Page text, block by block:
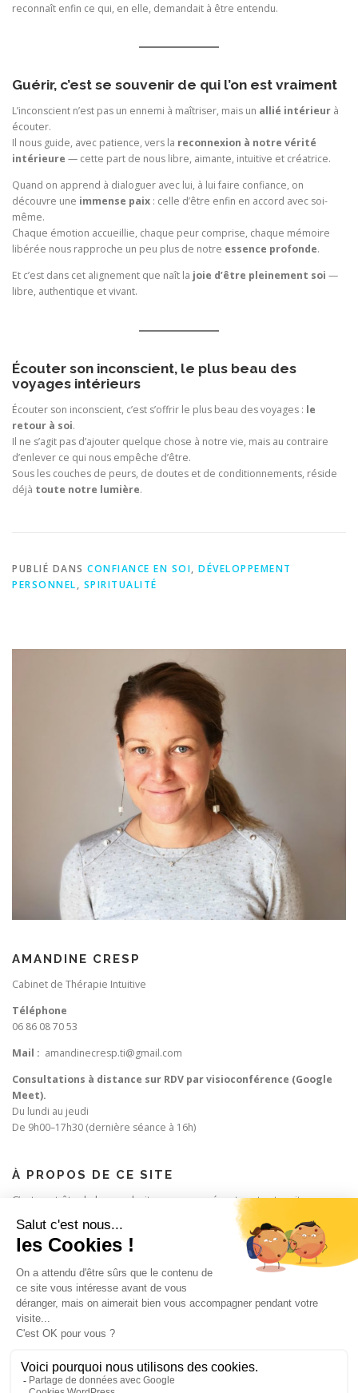
reconnaît enfin ce qui, en elle, demandait à être entendu.
Guérir, c’est se souvenir de qui l’on est vraiment
L’inconscient n’est pas un ennemi à maîtriser, mais un allié intérieur à
écouter.
Il nous guide, avec patience, vers la reconnexion à notre vérité
intérieure — cette part de nous libre, aimante, intuitive et créatrice.
Quand on apprend à dialoguer avec lui, à lui faire confiance, on
découvre une immense paix : celle d’être enfin en accord avec soi-
même.
Chaque émotion accueillie, chaque peur comprise, chaque mémoire
libérée nous rapproche un peu plus de notre essence profonde.
Et c’est dans cet alignement que naît la joie d’être pleinement soi —
libre, authentique et vivant.
Écouter son inconscient, le plus beau des
voyages intérieurs
Écouter son inconscient, c’est s’offrir le plus beau des voyages : le
retour à soi.
Il ne s’agit pas d’ajouter quelque chose à notre vie, mais au contraire
d’enlever ce qui nous empêche d’être.
Sous les couches de peurs, de doutes et de conditionnements, réside
déjà toute notre lumière.
PUBLIÉ DANS CONFIANCE EN SOI, DÉVELOPPEMENT
PERSONNEL, SPIRITUALITÉ
AMANDINE CRESP
Cabinet de Thérapie Intuitive
Téléphone
06 86 08 70 53
Mail : amandinecresp.ti@gmail.com
Consultations à distance sur RDV par visioconférence (Google
Meet).
Du lundi au jeudi
De 9h00–17h30 (dernière séance à 16h)
À PROPOS DE CE SITE
C’est peut-être le bon endroit pour vous présenter et votre site ou
Rechercher :